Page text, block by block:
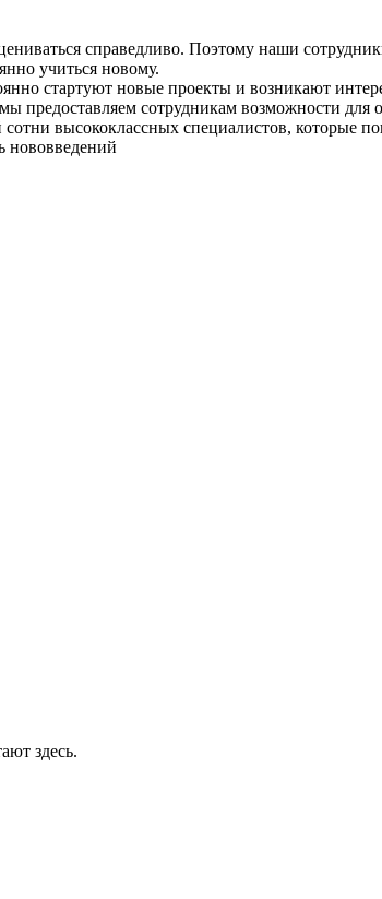
справедливо. Поэтому наши
учиться новому.
стартуют новые проекты и возникают
предоставляем сотрудникам возможности
высококлассных специалистов, которые
нововведений
здесь.